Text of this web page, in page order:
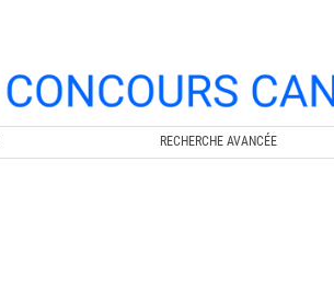
RECHERCHE AVANCÉE